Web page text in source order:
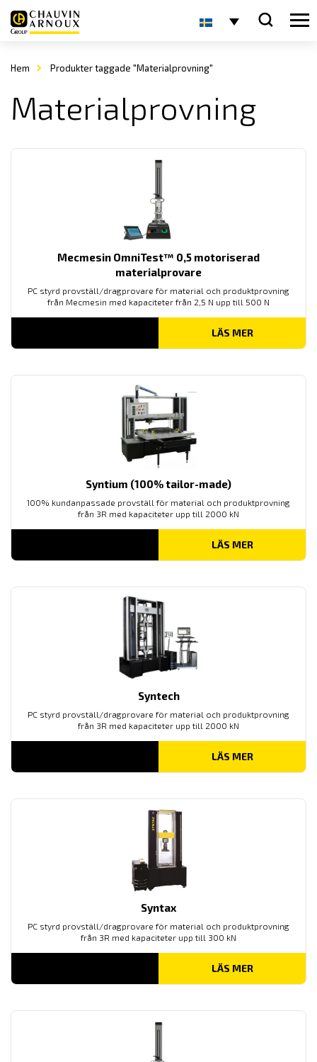
Hem Produkter taggade "Materialprovning"
Materialprovning
Mecmesin OmniTest™ 0,5 motoriserad
materialprovare
PC styrd provställ/dragprovare för material och produktprovning
från Mecmesin med kapaciteter från 2,5 N upp till 500 N
LÄS MER
Syntium (100% tailor-made)
100% kundanpassade provställ för material och produktprovning
från 3R med kapaciteter upp till 2000 kN
LÄS MER
Syntech
PC styrd provställ/dragprovare för material och produktprovning
från 3R med kapaciteter upp till 2000 kN
LÄS MER
Syntax
PC styrd provställ/dragprovare för material och produktprovning
från 3R med kapaciteter upp till 300 kN
LÄS MER